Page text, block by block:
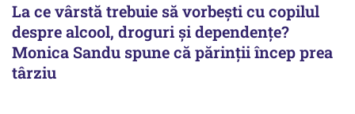
La ce vârstă trebuie să vorbești cu copilul
despre alcool, droguri și dependențe?
Monica Sandu spune că părinții încep prea
târziu